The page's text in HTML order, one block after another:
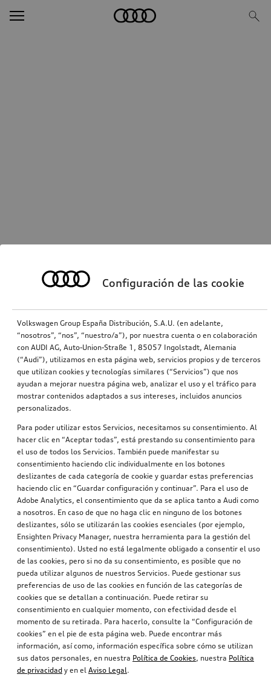
Configuración de las cookie
Volkswagen Group España Distribución, S.A.U. (en adelante,
“nosotros”, “nos”, “nuestro/a”), por nuestra cuenta o en colaboración
con AUDI AG, Auto-Union-Straße 1, 85057 Ingolstadt, Alemania
(“Audi”), utilizamos en esta página web, servicios propios y de terceros
que utilizan cookies y tecnologías similares (“Servicios”) que nos
ayudan a mejorar nuestra página web, analizar el uso y el tráfico para
mostrar contenidos adaptados a sus intereses, incluidos anuncios
personalizados.
Para poder utilizar estos Servicios, necesitamos su consentimiento. Al
hacer clic en “Aceptar todas”, está prestando su consentimiento para
el uso de todos los Servicios. También puede manifestar su
consentimiento haciendo clic individualmente en los botones
deslizantes de cada categoría de cookie y guardar estas preferencias
haciendo clic en “Guardar configuración y continuar”. Para el uso de
Adobe Analytics, el consentimiento que da se aplica tanto a Audi como
a nosotros. En caso de que no haga clic en ninguno de los botones
deslizantes, sólo se utilizarán las cookies esenciales (por ejemplo,
Ensighten Privacy Manager, nuestra herramienta para la gestión del
consentimiento). Usted no está legalmente obligado a consentir el uso
de las cookies, pero si no da su consentimiento, es posible que no
pueda utilizar algunos de nuestros Servicios. Puede gestionar sus
preferencias de uso de las cookies en función de las categorías de
cookies que se detallan a continuación. Puede retirar su
consentimiento en cualquier momento, con efectividad desde el
momento de su retirada. Para hacerlo, consulte la “Configuración de
cookies” en el pie de esta página web. Puede encontrar más
información, así como, información específica sobre cómo se utilizan
sus datos personales, en nuestra Política de Cookies, nuestra Política
de privacidad y en el Aviso Legal.